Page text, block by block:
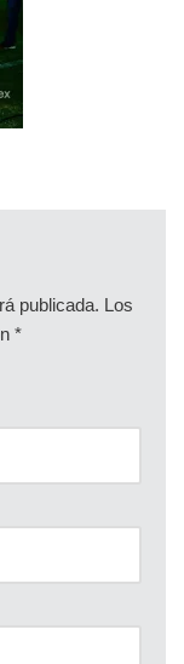
publicada. Los
*